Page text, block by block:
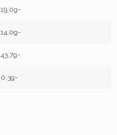
19,0g-
14,0g-
43,7g-
0,3g-